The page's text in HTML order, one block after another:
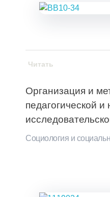
Организация и
педагогической и
Социология и
Читать